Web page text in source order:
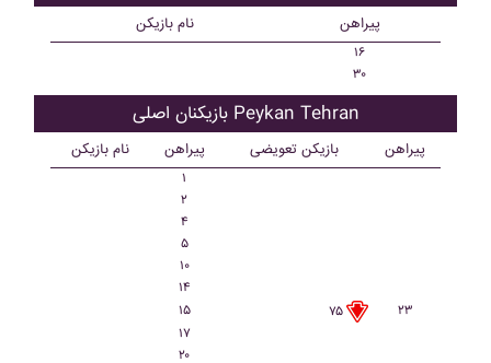
نام بازیکن پیراهن
۱۶
۳۰
بازیکنان اصلی Peykan Tehran
نام بازیکن پیراهن بازیکن تعویضی پیراهن
۱
۲
۴
۵
۱۰
۱۴
۱۵
۷۵
۲۳
۱۷
۲۰